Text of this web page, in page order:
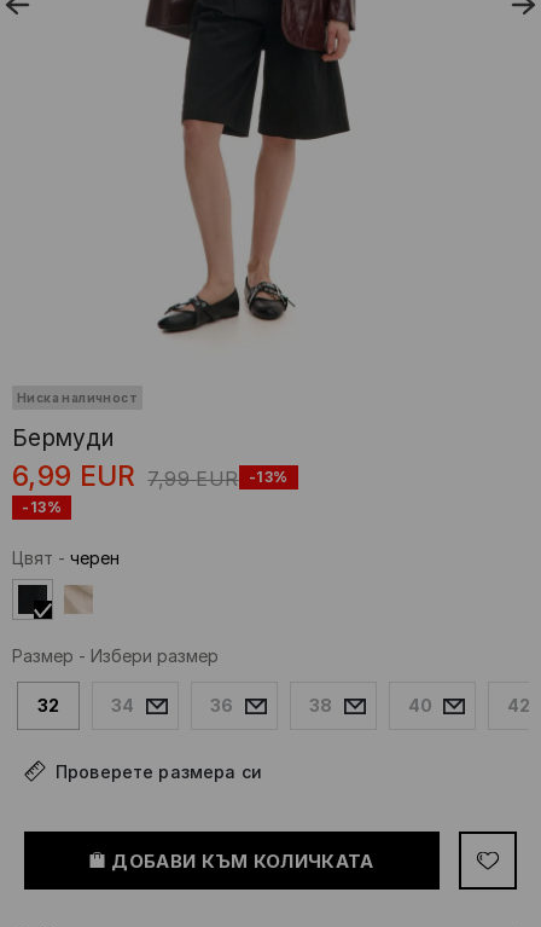
Ниска наличност
Бермуди
6,99 EUR 7,99 EUR
-13%
-13%
Цвят - черeн
Размер - Избери размер
32 34 36 38 40 42
Проверете размера си
ДОБАВИ КЪМ КОЛИЧКАТА